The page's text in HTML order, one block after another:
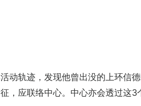
动轨迹，发现他曾出没的上环信
，应联络中心。中心亦会透过这3